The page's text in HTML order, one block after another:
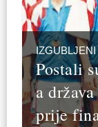
Postali
a
prije